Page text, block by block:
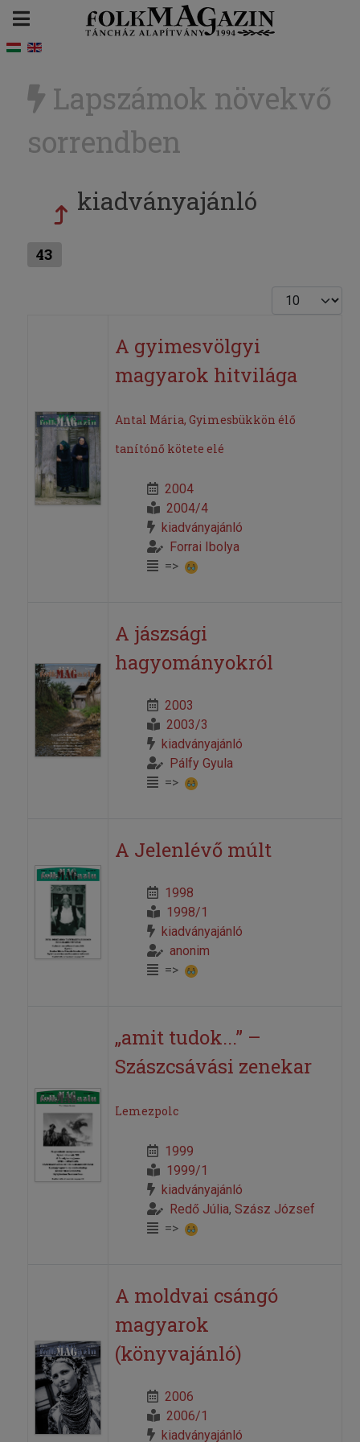
Lapszámok növekvő
sorrendben
kiadványajánló
43
Tételek #
A gyimesvölgyi
magyarok hitvilága
Antal Mária, Gyimesbükkön élő
tanítónő kötete elé
2004
2004/4
kiadványajánló
Forrai Ibolya
=>
A jászsági
hagyományokról
2003
2003/3
kiadványajánló
Pálfy Gyula
=>
A Jelenlévő múlt
1998
1998/1
kiadványajánló
anonim
=>
„amit tudok...” –
Szászcsávási zenekar
Lemezpolc
1999
1999/1
kiadványajánló
Redő Júlia, Szász József
=>
A moldvai csángó
magyarok
(könyvajánló)
2006
2006/1
kiadványajánló